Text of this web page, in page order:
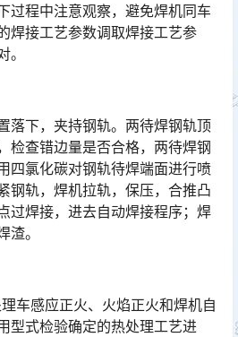
过程中注意观察，避免焊机同车
焊接工艺参数调取焊接工艺参
落下，夹持钢轨。两待焊钢轨顶
检查错边量是否合格，两待焊钢
四氯化碳对钢轨待焊端面进行喷
钢轨，焊机拉轨，保压，合推凸
过焊接，进去自动焊接程序；焊
。󠅅󠅃󠄵󠅂󠄪󠇖󠆨󠆨󠇕󠆞󠆒󠅬󠇘󠆭󠆘󠇙󠆝󠅵󠇗󠆭󠆁󠄐󠇗󠅹󠅸󠇖󠆍󠅳󠇖󠅹󠅰󠇖󠆌󠅹
车感应正火、火焰正火和焊机自
型式检验确定的热处理工艺进